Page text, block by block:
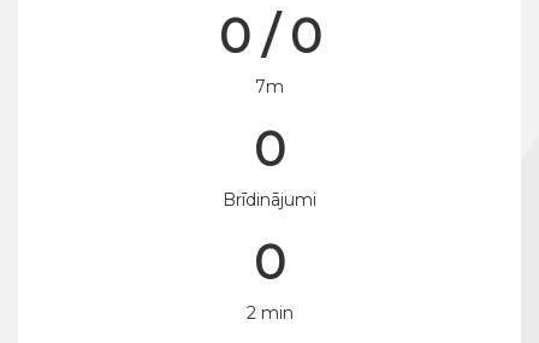
0 / 0
7m
0
Brīdinājumi
0
2 min